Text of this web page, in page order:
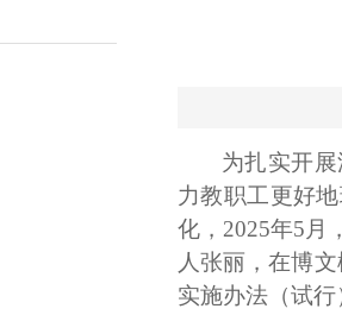
为扎实开
力教职工更好
化， 2025年5月
人张丽 ，在博文
实施办法（试